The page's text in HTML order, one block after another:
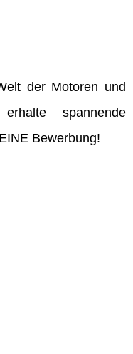
der Motoren und
spannende
Bewerbung!